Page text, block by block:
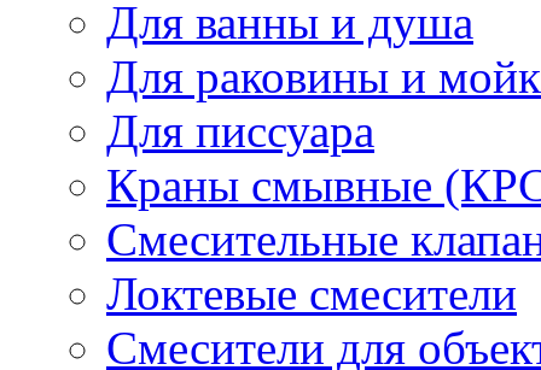
Для ванны и душа
Для раковины и
Для писсуара
Краны смывные
Смесительные
Локтевые смесители
Смесители для